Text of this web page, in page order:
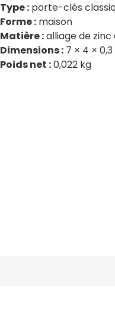
Type : porte-clés
Forme : maison
Matière :alliage de
Dimensions : 7 × 4 ×
Poids net :0,022 kg